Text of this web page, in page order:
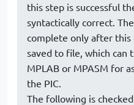
this step is successful
syntactically correct.
complete only after this
saved to file, which can
MPLAB or MPASM for
the PIC.
The following is